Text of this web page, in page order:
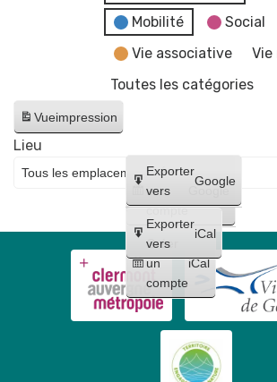
Mobilité
Social
Vie associative
Vie
Toutes les catégories
Vueimpression
Créer
un
compte
Google
Créer
un
compte
iCal
Exporter
vers
Google
Exporter
vers
iCal
Lieu